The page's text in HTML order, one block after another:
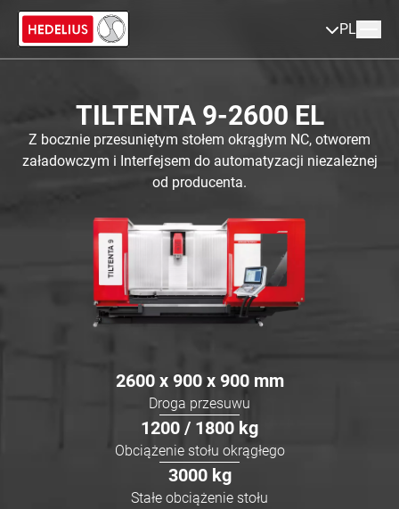
PL
TILTENTA 9-2600 EL
Z bocznie przesuniętym stołem okrągłym NC, otworem
załadowczym i Interfejsem do automatyzacji niezależnej
od producenta.
2600 x 900 x 900 mm
Droga przesuwu
1200 / 1800 kg
Obciążenie stołu okrągłego
3000 kg
Stałe obciążenie stołu